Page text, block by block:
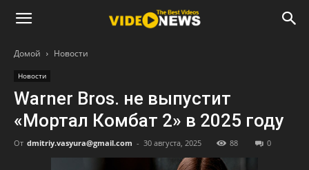
Домой Новости
Новости
Warner Bros. не выпустит
«Мортал Комбат 2» в 2025 году
От dmitriy.vasyura@gmail.com - 30 августа, 2025 88 0